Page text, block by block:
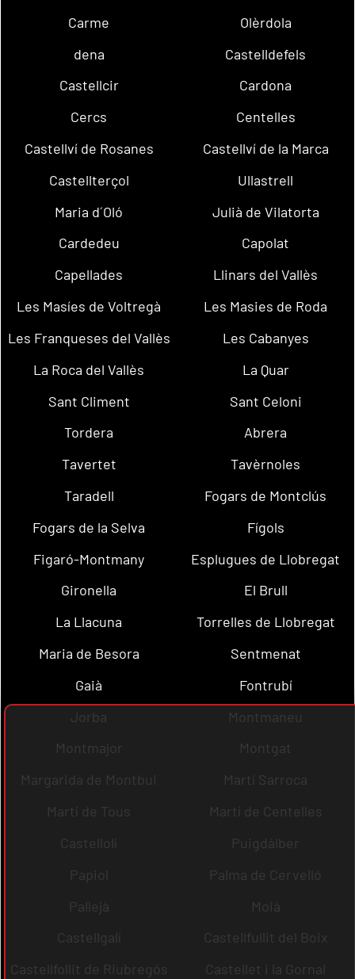
Carme
Olèrdola
dena
Castelldefels
Castellcir
Cardona
Cercs
Centelles
Castellví de Rosanes
Castellví de la Marca
Castellterçol
Ullastrell
Maria d´Oló
Julià de Vilatorta
Cardedeu
Capolat
Capellades
Llinars del Vallès
Les Masíes de Voltregà
Les Masies de Roda
Les Franqueses del Vallès
Les Cabanyes
La Roca del Vallès
La Quar
Sant Climent
Sant Celoni
Tordera
Abrera
Tavertet
Tavèrnoles
Taradell
Fogars de Montclús
Fogars de la Selva
Fígols
Figaró-Montmany
Esplugues de Llobregat
Gironella
El Brull
La Llacuna
Torrelles de Llobregat
Maria de Besora
Sentmenat
Gaià
Fontrubí
Jorba
Montmaneu
Montmajor
Montgat
Margarida de Montbui
Martí Sarroca
Martí de Tous
Martí de Centelles
Castellolí
Puigdàlber
Papiol
Palma de Cervelló
Pallejà
Moià
Castellgalí
Castellfullit del Boix
Castellfollit de Riubregós
Castellet i la Gornal